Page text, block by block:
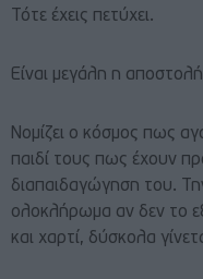
Τότε έχεις πετύχει.
Είναι μεγάλη η
Νομίζει ο κόσμος πως
παιδί τους πως έχουν
διαπαιδαγώγηση του.
ολοκλήρωμα αν δεν το
και χαρτί, δύσκολα